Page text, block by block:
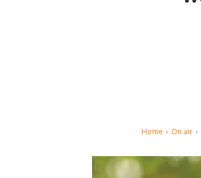
Home › On air ›